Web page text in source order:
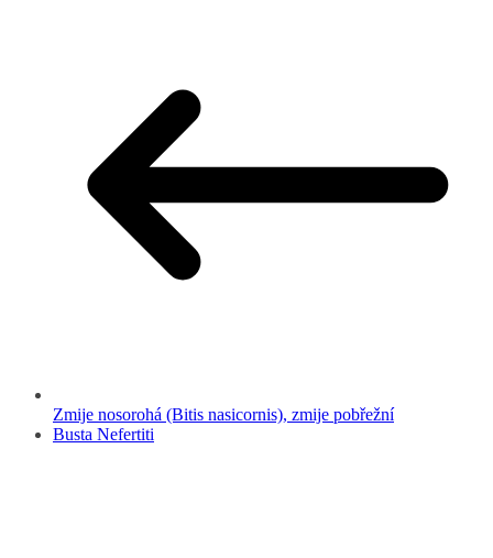
Zmije nosorohá (Bitis nasicornis), zmije pobřežní
Busta Nefertiti